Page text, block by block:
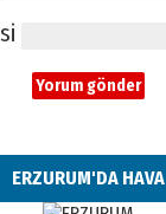
ERZURUM'DA HAVA